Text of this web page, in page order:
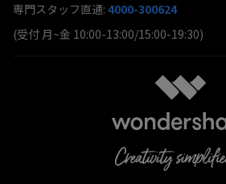
専門スタッフ直通: 4000-300624
(受付 月~金 10:00-13:00/15:00-19:30)